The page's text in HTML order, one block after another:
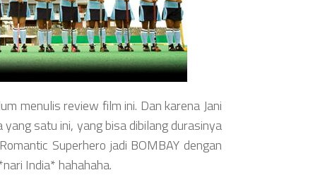
menulis review film ini. Dan karena Jani
satu ini, yang bisa dibilang durasinya
Superhero jadi BOMBAY dengan
India* hahahaha.